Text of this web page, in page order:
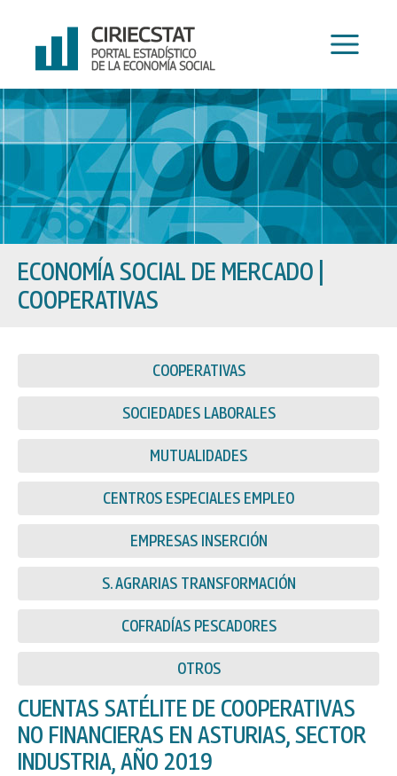
contenido
ECONOMÍA SOCIAL DE MERCADO
COOPERATIVAS
COOPERATIVAS
SOCIEDADES LABORALES
MUTUALIDADES
CENTROS ESPECIALES EMPLEO
EMPRESAS INSERCIÓN
S. AGRARIAS TRANSFORMACIÓN
COFRADÍAS PESCADORES
OTROS
CUENTAS SATÉLITE DE COOPERATIVAS
NO FINANCIERAS EN ASTURIAS, SECTOR
INDUSTRIA, AÑO 2019